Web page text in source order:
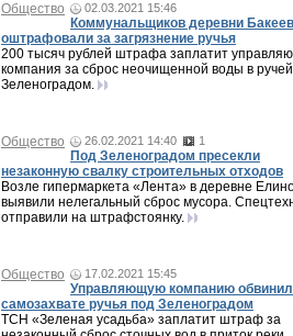
Общество 02.03.2021 15:46
Коммунальщиков деревни
оштрафовали за загрязнение ручья
200 тысяч рублей штрафа заплатит
компания за сброс неочищенной воды в
Зеленоградом.
Общество 26.02.2021 14:40 1
Под Зеленоградом пресекли
незаконную свалку строительных отходов
Возле гипермаркета «Лента» в деревне
выявили нелегальный сброс мусора.
отправили на штрафстоянку.
Общество 17.02.2021 15:45
Управляющую компанию
самозахвате ручья под Зеленоградом
ТСН «Зеленая усадьба» заплатит штраф за